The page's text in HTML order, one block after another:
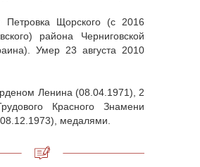
Щорского (с 2016
района Черниговской
Умер 23 августа 2010
Ленина (08.04.1971), 2
Красного Знамени
медалями.